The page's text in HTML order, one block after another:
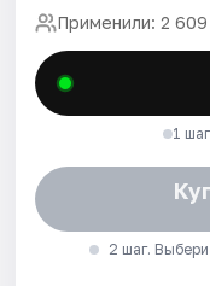
Применили: 2 609
1
2 шаг.